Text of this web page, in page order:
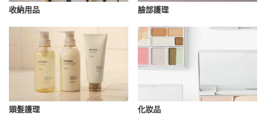
收納用品 臉部護理
頭髮護理 化妝品